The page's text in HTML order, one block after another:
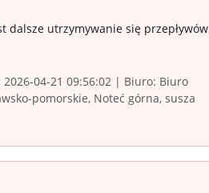
dalsze utrzymywanie się przepływów
04-21 09:56:02 | Biuro: Biuro
pomorskie, Noteć górna, susza